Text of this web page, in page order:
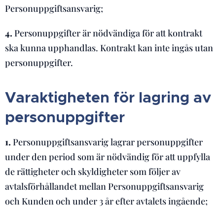
Personuppgiftsansvarig;
4. Personuppgifter är nödvändiga för att kontrakt
ska kunna upphandlas. Kontrakt kan inte ingås utan
personuppgifter.
Varaktigheten för lagring av
personuppgifter
1. Personuppgiftsansvarig lagrar personuppgifter
under den period som är nödvändig för att uppfylla
de rättigheter och skyldigheter som följer av
avtalsförhållandet mellan Personuppgiftsansvarig
och Kunden och under 3 år efter avtalets ingående;